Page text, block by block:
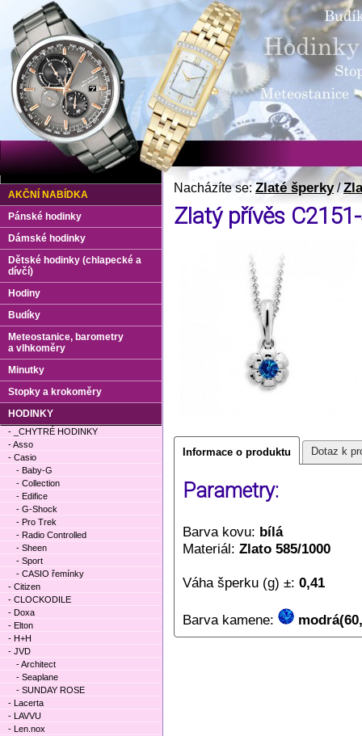
Nacházíte se:Zlaté šperky/
Zlatý přívěs
Informace o produktu Dotaz k
Parametry:
Barva kovu: bílá
Materiál: Zlato 585/1000
Váha šperku (g) ±: 0,41
Barva kamene:
AKČNÍ NABÍDKA
Pánské hodinky
Dámské hodinky
Dětské hodinky (chlapecké a
dívčí)
Hodiny
Budíky
Meteostanice, barometry
a vlhkoměry
Minutky
Stopky a krokoměry
HODINKY
- _CHYTRÉ HODINKY
- Asso
- Casio
- Baby-G
- Collection
- Edifice
- G-Shock
- Pro Trek
- Radio Controlled
- Sheen
- Sport
- CASIO řemínky
- Citizen
- CLOCKODILE
- Doxa
- Elton
- H+H
- JVD
- Architect
- Seaplane
- SUNDAY ROSE
- Lacerta
- LAVVU
- Len.nox